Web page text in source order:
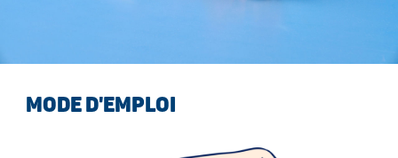
MODE D'EMPLOI